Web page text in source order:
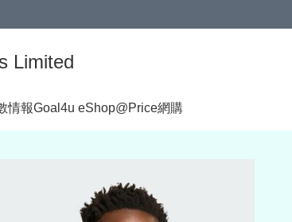
Limited
情報Goal4u eShop@Price網購